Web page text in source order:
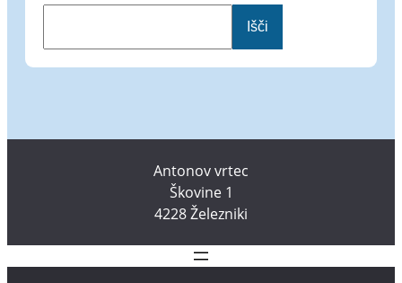
Išči
Antonov vrtec
Škovine 1
4228 Železniki